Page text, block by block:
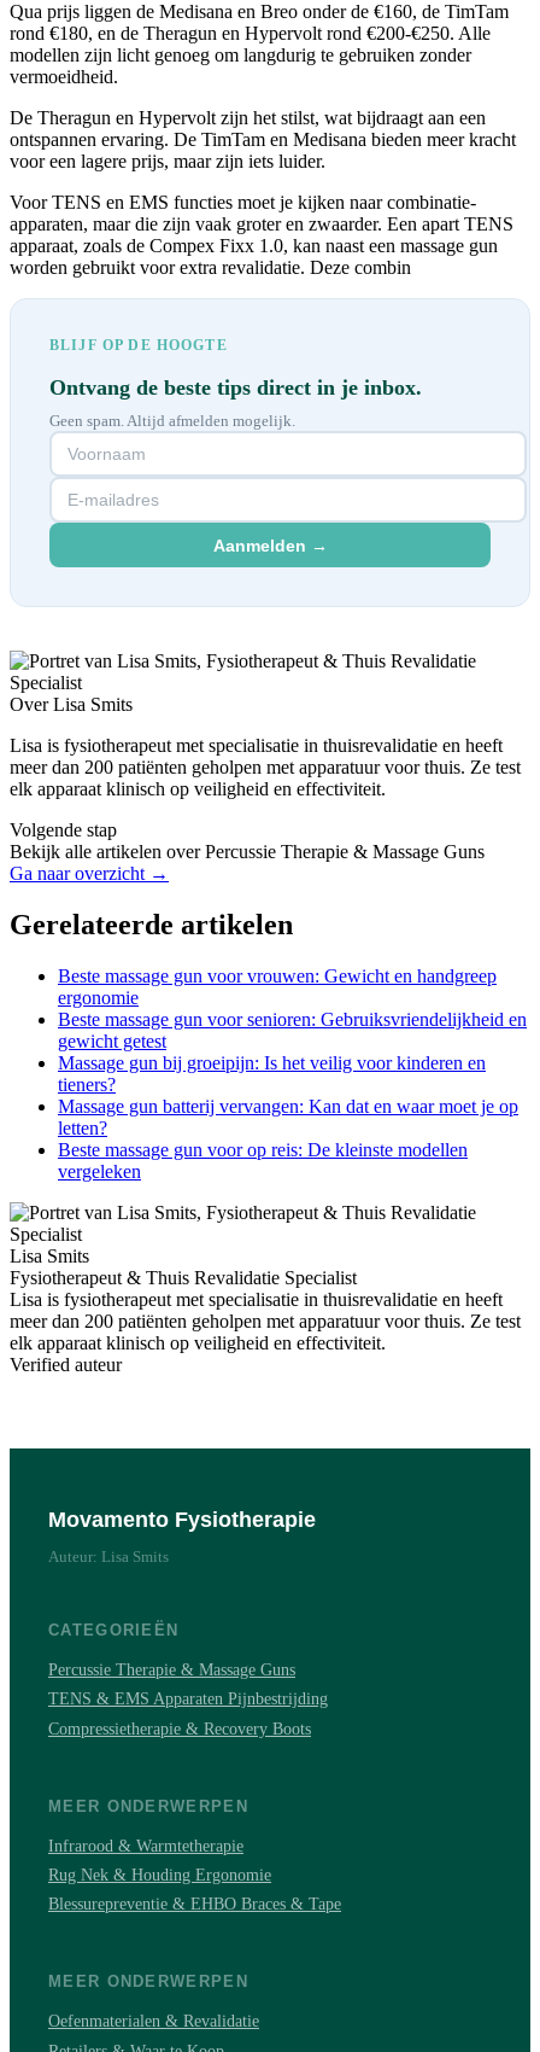
Qua prijs liggen de Medisana en Breo onder de €160, de TimTam
rond €180, en de Theragun en Hypervolt rond €200-€250. Alle
modellen zijn licht genoeg om langdurig te gebruiken zonder
vermoeidheid.
De Theragun en Hypervolt zijn het stilst, wat bijdraagt aan een
ontspannen ervaring. De TimTam en Medisana bieden meer kracht
voor een lagere prijs, maar zijn iets luider.
Voor TENS en EMS functies moet je kijken naar combinatie-
apparaten, maar die zijn vaak groter en zwaarder. Een apart TENS
apparaat, zoals de Compex Fixx 1.0, kan naast een massage gun
worden gebruikt voor extra revalidatie. Deze combin
BLIJF OP DE HOOGTE
Ontvang de beste tips direct in je inbox.
Geen spam. Altijd afmelden mogelijk.
Aanmelden →
Over Lisa Smits
Lisa is fysiotherapeut met specialisatie in thuisrevalidatie en heeft
meer dan 200 patiënten geholpen met apparatuur voor thuis. Ze test
elk apparaat klinisch op veiligheid en effectiviteit.
Volgende stap
Bekijk alle artikelen over Percussie Therapie & Massage Guns
Ga naar overzicht →
Gerelateerde artikelen
Beste massage gun voor vrouwen: Gewicht en handgreep
ergonomie
Beste massage gun voor senioren: Gebruiksvriendelijkheid en
gewicht getest
Massage gun bij groeipijn: Is het veilig voor kinderen en
tieners?
Massage gun batterij vervangen: Kan dat en waar moet je op
letten?
Beste massage gun voor op reis: De kleinste modellen
vergeleken
Lisa Smits
Fysiotherapeut & Thuis Revalidatie Specialist
Lisa is fysiotherapeut met specialisatie in thuisrevalidatie en heeft
meer dan 200 patiënten geholpen met apparatuur voor thuis. Ze test
elk apparaat klinisch op veiligheid en effectiviteit.
Verified auteur
Movamento Fysiotherapie
Auteur: Lisa Smits
CATEGORIEËN
Percussie Therapie & Massage Guns
TENS & EMS Apparaten Pijnbestrijding
Compressietherapie & Recovery Boots
MEER ONDERWERPEN
Infrarood & Warmtetherapie
Rug Nek & Houding Ergonomie
Blessurepreventie & EHBO Braces & Tape
MEER ONDERWERPEN
Oefenmaterialen & Revalidatie